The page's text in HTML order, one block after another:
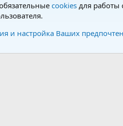
cookies для работы
и настройка Ваших